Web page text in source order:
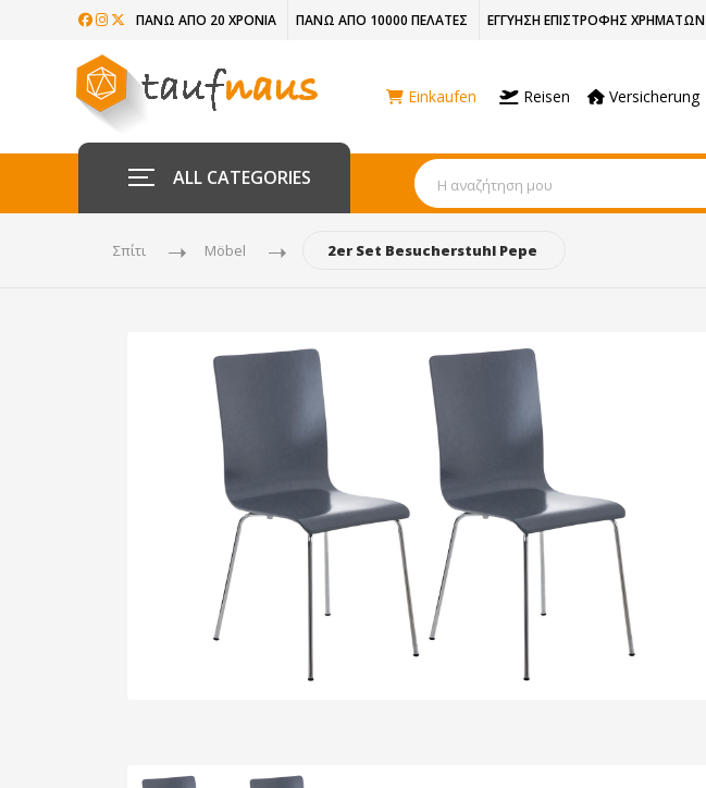
ΠΆΝΩ ΑΠΌ 20 ΧΡΌΝΙΑ ΠΆΝΩ ΑΠΌ 10000 ΠΕΛΆΤΕΣ ΕΓΓΎΗΣΗ ΕΠΙΣΤΡΟΦΉΣ ΧΡΗΜΆΤΩΝ
Einkaufen Reisen Versicherung
ALL CATEGORIES
Σπίτι Möbel 2er Set Besucherstuhl Pepe